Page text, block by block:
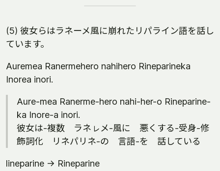
(5) 彼女らはラネーメ風に崩れたリパライン語を話し
ています。
Auremea Ranermehero nahihero Rineparineka
Inorea inori.
Aure-mea Ranerme-hero nahi-her-o Rineparine-
ka Inore-a inori.
彼女は-複数 ラネㇾメ-風に 悪くする-受身-修
飾詞化 リネパリネ-の 言語-を 話している
lineparine -> Rineparine